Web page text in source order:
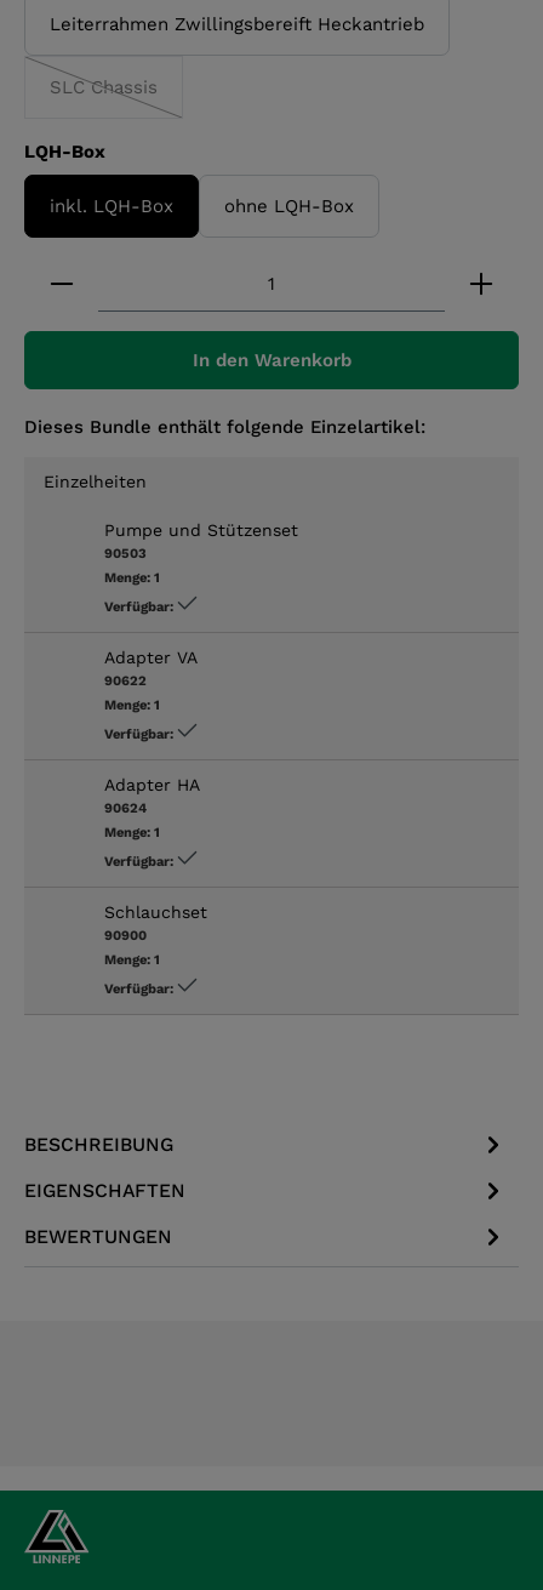
Leiterrahmen Zwillingsbereift Heckantrieb
SLC Chassis
(Diese Option ist zurzeit nicht verfügbar.)
LQH-Boxauswählen
inkl. LQH-Box ohne LQH-Box
Produkt Anzahl: Gib den gewünschten Wert
In den Warenkorb
Dieses Bundle enthält folgende Einzelartikel:
Einzelheiten
Pumpe und Stützenset
90503
Menge: 1
Verfügbar:
Adapter VA
90622
Menge: 1
Verfügbar:
Adapter HA
90624
Menge: 1
Verfügbar:
Schlauchset
90900
Menge: 1
Verfügbar:
BESCHREIBUNG
EIGENSCHAFTEN
BEWERTUNGEN